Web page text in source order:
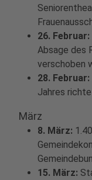
26. Februar:
Absage des
verschoben
28. Februar:
Jahres
März
8. März:
15. März: